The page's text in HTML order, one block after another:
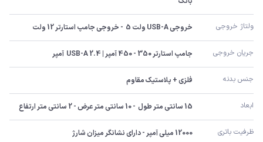
ولتاژ خروجی خروجی USB-A ولت 5  - خروجی جامپ استارتر 12 ولت
جریان خروجی جامپ استارتر 350 - 450 آمپر | USB-A 2.4  آمپر
جنس بدنه فلزی + پلاستیک مقاوم
ابعاد 15 سانتی متر طول  - 10 سانتی متر عرض - 2 سانتی متر ارتفاع
ظرفیت باتری 12000 میلی آمپر - دارای نشانگر میزان شارژ